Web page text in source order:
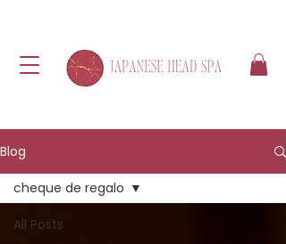
Blog
All Posts
cheque de regalo